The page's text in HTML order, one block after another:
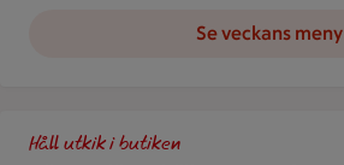
Se veckans meny
Håll utkik i butiken